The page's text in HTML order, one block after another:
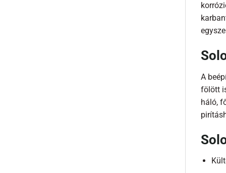
A
fölött
háló,